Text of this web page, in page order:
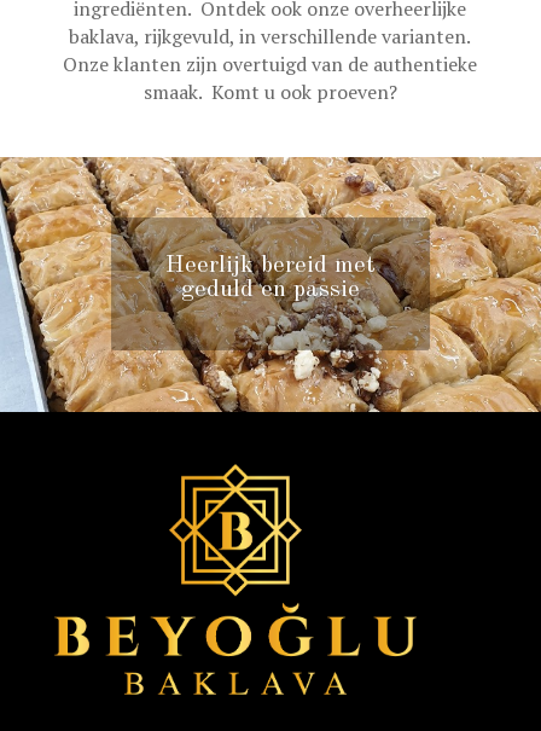
ingrediënten. Ontdek ook onze overheerlijke
baklava, rijkgevuld, in verschillende varianten.
Onze klanten zijn overtuigd van de authentieke
smaak. Komt u ook proeven?
Heerlijk bereid met
geduld en passie